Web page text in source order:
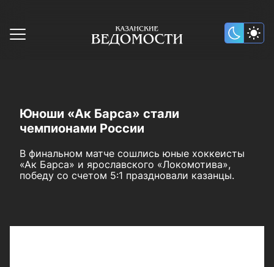
Юноши «Ак Барса» стали
чемпионами России
В финальном матче сошлись юные хоккеисты
«Ак Барса» и ярославского «Локомотива»,
победу со счетом 5:1 праздновали казанцы.